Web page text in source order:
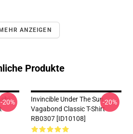
MEHR ANZEIGEN
Produkte
-20%
Invincible Under The Sun -
Vagabond Classic T-Shirt
RB0307 [ID10108]
-20%